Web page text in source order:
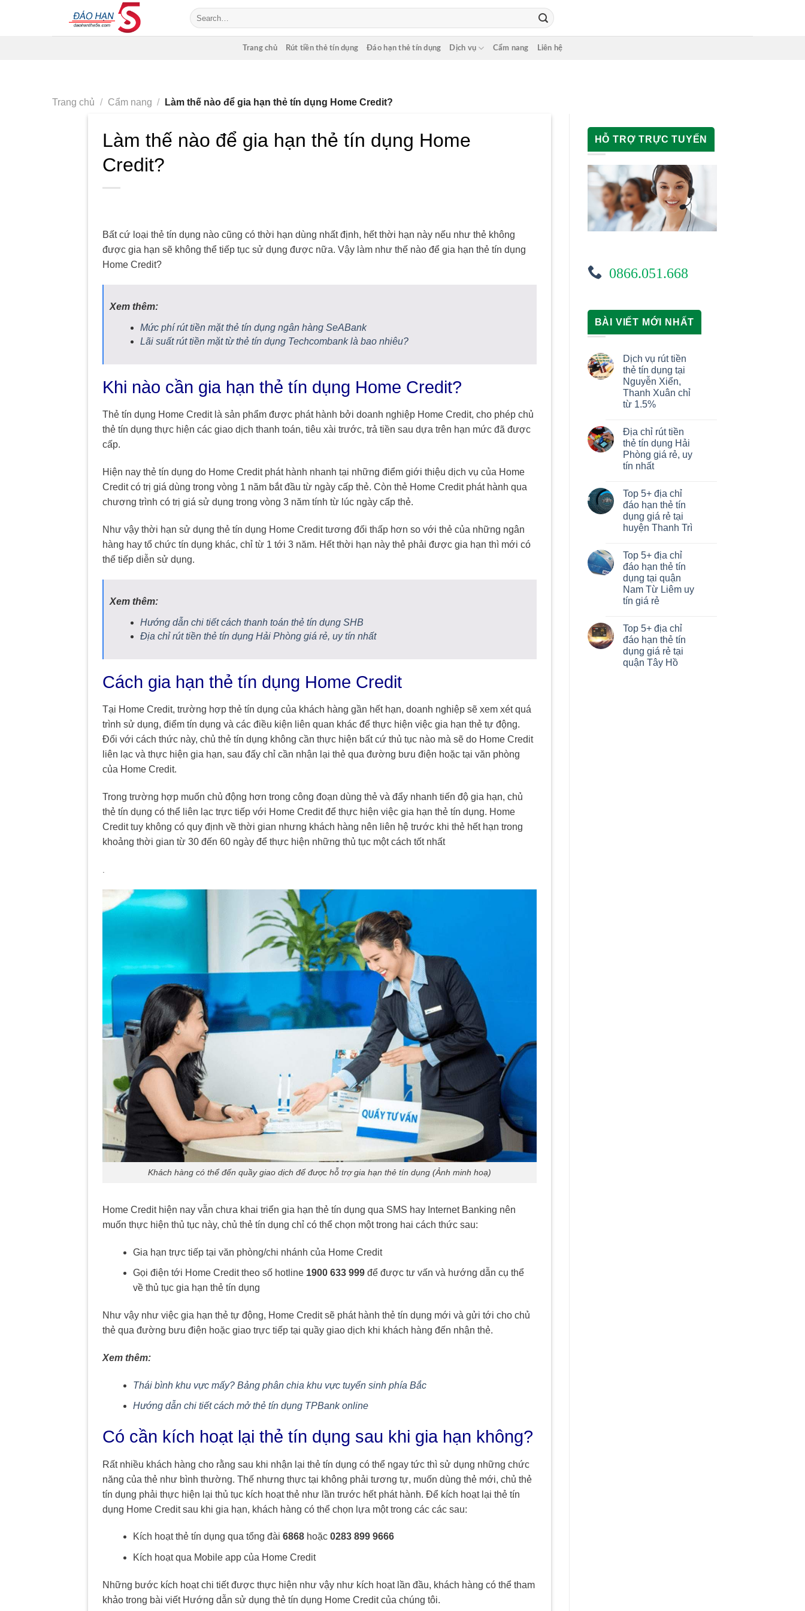
Trang chủ Rút tiền thẻ tín dụng Đáo hạn thẻ tín dụng Dịch vụ Cẩm nang Liên hệ
Trang chủ / Cẩm nang / Làm thế nào để gia hạn thẻ tín dụng Home Credit?
Làm thế nào để gia hạn thẻ tín dụng Home
Credit?
Bất cứ loại thẻ tín dụng nào cũng có thời hạn dùng nhất định, hết thời hạn này nếu như thẻ không
được gia hạn sẽ không thể tiếp tục sử dụng được nữa. Vậy làm như thế nào để gia hạn thẻ tín dụng
Home Credit?
Xem thêm:
Mức phí rút tiền mặt thẻ tín dụng ngân hàng SeABank
Lãi suất rút tiền mặt từ thẻ tín dụng Techcombank là bao nhiêu?
Khi nào cần gia hạn thẻ tín dụng Home Credit?
Thẻ tín dụng Home Credit là sản phẩm được phát hành bởi doanh nghiệp Home Credit, cho phép chủ
thẻ tín dụng thực hiện các giao dịch thanh toán, tiêu xài trước, trả tiền sau dựa trên hạn mức đã được
cấp.
Hiện nay thẻ tín dụng do Home Credit phát hành nhanh tại những điểm giới thiệu dịch vụ của Home
Credit có trị giá dùng trong vòng 1 năm bắt đầu từ ngày cấp thẻ. Còn thẻ Home Credit phát hành qua
chương trình có trị giá sử dụng trong vòng 3 năm tính từ lúc ngày cấp thẻ.
Như vậy thời hạn sử dụng thẻ tín dụng Home Credit tương đối thấp hơn so với thẻ của những ngân
hàng hay tổ chức tín dụng khác, chỉ từ 1 tới 3 năm. Hết thời hạn này thẻ phải được gia hạn thì mới có
thể tiếp diễn sử dụng.
Xem thêm:
Hướng dẫn chi tiết cách thanh toán thẻ tín dụng SHB
Địa chỉ rút tiền thẻ tín dụng Hải Phòng giá rẻ, uy tín nhất
Cách gia hạn thẻ tín dụng Home Credit
Tại Home Credit, trường hợp thẻ tín dụng của khách hàng gần hết hạn, doanh nghiệp sẽ xem xét quá
trình sử dụng, điểm tín dụng và các điều kiện liên quan khác để thực hiện việc gia hạn thẻ tự động.
Đối với cách thức này, chủ thẻ tín dụng không cần thực hiện bất cứ thủ tục nào mà sẽ do Home Credit
liên lạc và thực hiện gia hạn, sau đấy chỉ cần nhận lại thẻ qua đường bưu điện hoặc tại văn phòng
của Home Credit.
Trong trường hợp muốn chủ động hơn trong công đoạn dùng thẻ và đẩy nhanh tiến độ gia hạn, chủ
thẻ tín dụng có thể liên lạc trực tiếp với Home Credit để thực hiện việc gia hạn thẻ tín dụng. Home
Credit tuy không có quy định về thời gian nhưng khách hàng nên liên hệ trước khi thẻ hết hạn trong
khoảng thời gian từ 30 đến 60 ngày để thực hiện những thủ tục một cách tốt nhất
Khách hàng có thể đến quầy giao dịch để được hỗ trợ gia hạn thẻ tín dụng (Ảnh minh hoạ)
Home Credit hiện nay vẫn chưa khai triển gia hạn thẻ tín dụng qua SMS hay Internet Banking nên
muốn thực hiện thủ tục này, chủ thẻ tín dụng chỉ có thể chọn một trong hai cách thức sau:
Gia hạn trực tiếp tại văn phòng/chi nhánh của Home Credit
Gọi điện tới Home Credit theo số hotline 1900 633 999để được tư vấn và hướng dẫn cụ thể
về thủ tục gia hạn thẻ tín dụng
Như vậy như việc gia hạn thẻ tự động, Home Credit sẽ phát hành thẻ tín dụng mới và gửi tới cho chủ
thẻ qua đường bưu điện hoặc giao trực tiếp tại quầy giao dịch khi khách hàng đến nhận thẻ.
Xem thêm:
Thái bình khu vực mấy? Bảng phân chia khu vực tuyển sinh phía Bắc
Hướng dẫn chi tiết cách mở thẻ tín dụng TPBank online
Có cần kích hoạt lại thẻ tín dụng sau khi gia hạn không?
Rất nhiều khách hàng cho rằng sau khi nhận lại thẻ tín dụng có thể ngay tức thì sử dụng những chức
năng của thẻ như bình thường. Thế nhưng thực tại không phải tương tự, muốn dùng thẻ mới, chủ thẻ
tín dụng phải thực hiện lại thủ tục kích hoạt thẻ như lần trước hết phát hành. Để kích hoạt lại thẻ tín
dụng Home Credit sau khi gia hạn, khách hàng có thể chọn lựa một trong các các sau:
Kích hoạt thẻ tín dụng qua tổng đài 6868hoặc 0283 899 9666
Kích hoạt qua Mobile app của Home Credit
Những bước kích hoạt chi tiết được thực hiện như vậy như kích hoạt lần đầu, khách hàng có thể tham
khảo trong bài viết Hướng dẫn sử dụng thẻ tín dụng Home Credit của chúng tôi.
HỖ TRỢ TRỰC TUYẾN
0866.051.668
BÀI VIẾT MỚI NHẤT
Dịch vụ rút tiền
thẻ tín dụng tại
Nguyễn Xiển,
Thanh Xuân chỉ
từ 1.5%
Địa chỉ rút tiền
thẻ tín dụng Hải
Phòng giá rẻ, uy
tín nhất
Top 5+ địa chỉ
đáo hạn thẻ tín
dụng giá rẻ tại
huyện Thanh Trì
Top 5+ địa chỉ
đáo hạn thẻ tín
dụng tại quận
Nam Từ Liêm uy
tín giá rẻ
Top 5+ địa chỉ
đáo hạn thẻ tín
dụng giá rẻ tại
quận Tây Hồ